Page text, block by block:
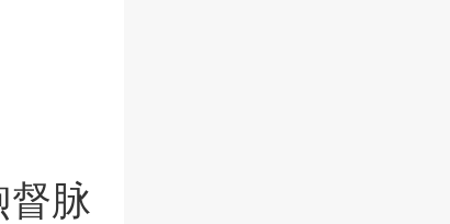
督脉